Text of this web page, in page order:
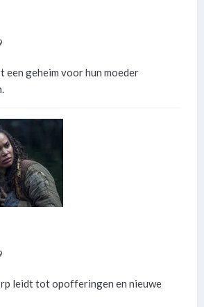
geheim voor hun moeder
leidt tot opofferingen en nieuwe